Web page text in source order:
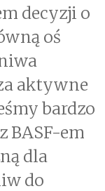
decyzji o
oś
aktywne
bardzo
BASF-em
dla
do